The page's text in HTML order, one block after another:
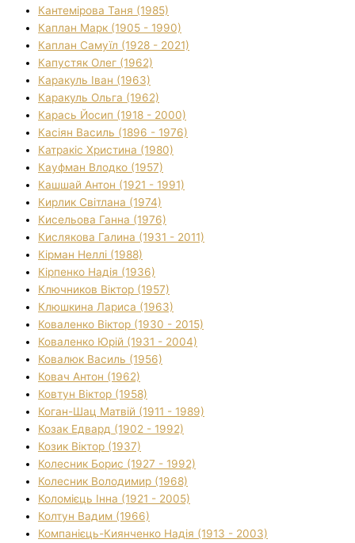
Кантемірова Таня (1985)
Каплан Марк (1905 - 1990)
Каплан Самуїл (1928 - 2021)
Капустяк Олег (1962)
Каракуль Іван (1963)
Каракуль Ольга (1962)
Карась Йосип (1918 - 2000)
Касіян Василь (1896 - 1976)
Катракіс Христина (1980)
Кауфман Влодко (1957)
Кашшай Антон (1921 - 1991)
Кирлик Світлана (1974)
Кисельова Ганна (1976)
Кислякова Галина (1931 - 2011)
Кірман Неллі (1988)
Кірпенко Надія (1936)
Ключников Віктор (1957)
Клюшкина Лариса (1963)
Коваленко Віктор (1930 - 2015)
Коваленко Юрій (1931 - 2004)
Ковалюк Василь (1956)
Ковач Антон (1962)
Ковтун Віктор (1958)
Коган-Шац Матвій (1911 - 1989)
Козак Едвард (1902 - 1992)
Козик Віктор (1937)
Колесник Борис (1927 - 1992)
Колесник Володимир (1968)
Коломієць Інна (1921 - 2005)
Колтун Вадим (1966)
Компанієць-Киянченко Надія (1913 - 2003)